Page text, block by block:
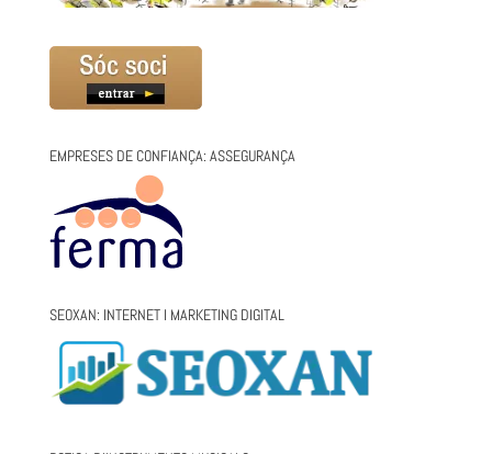
EMPRESES DE CONFIANÇA: ASSEGURANÇA
SEOXAN: INTERNET I MARKETING DIGITAL